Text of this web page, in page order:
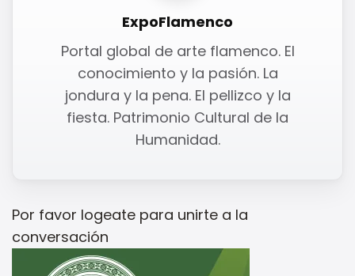
ExpoFlamenco
Portal global de arte flamenco. El
conocimiento y la pasión. La
jondura y la pena. El pellizco y la
fiesta. Patrimonio Cultural de la
Humanidad.
Por favor logeate para unirte a la
conversación